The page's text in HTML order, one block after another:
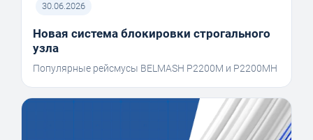
30.06.2026
Новая система блокировки строгального
узла
Популярные рейсмусы BELMASH P2200M и P2200MH